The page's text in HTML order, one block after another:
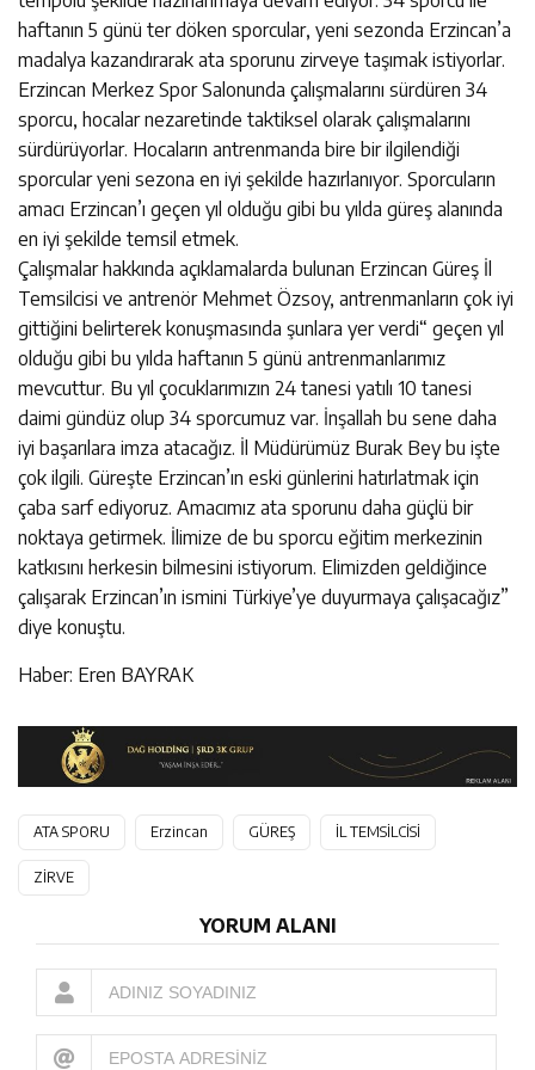
haftanın 5 günü ter döken sporcular, yeni sezonda Erzincan’a
madalya kazandırarak ata sporunu zirveye taşımak istiyorlar.
Erzincan Merkez Spor Salonunda çalışmalarını sürdüren 34
sporcu, hocalar nezaretinde taktiksel olarak çalışmalarını
sürdürüyorlar. Hocaların antrenmanda bire bir ilgilendiği
sporcular yeni sezona en iyi şekilde hazırlanıyor. Sporcuların
amacı Erzincan’ı geçen yıl olduğu gibi bu yılda güreş alanında
en iyi şekilde temsil etmek.
Çalışmalar hakkında açıklamalarda bulunan Erzincan Güreş İl
Temsilcisi ve antrenör Mehmet Özsoy, antrenmanların çok iyi
gittiğini belirterek konuşmasında şunlara yer verdi“ geçen yıl
olduğu gibi bu yılda haftanın 5 günü antrenmanlarımız
mevcuttur. Bu yıl çocuklarımızın 24 tanesi yatılı 10 tanesi
daimi gündüz olup 34 sporcumuz var. İnşallah bu sene daha
iyi başarılara imza atacağız. İl Müdürümüz Burak Bey bu işte
çok ilgili. Güreşte Erzincan’ın eski günlerini hatırlatmak için
çaba sarf ediyoruz. Amacımız ata sporunu daha güçlü bir
noktaya getirmek. İlimize de bu sporcu eğitim merkezinin
katkısını herkesin bilmesini istiyorum. Elimizden geldiğince
çalışarak Erzincan’ın ismini Türkiye’ye duyurmaya çalışacağız”
diye konuştu.
Haber: Eren BAYRAK
ATA SPORU Erzincan GÜREŞ İL TEMSİLCİSİ
ZİRVE
YORUM ALANI